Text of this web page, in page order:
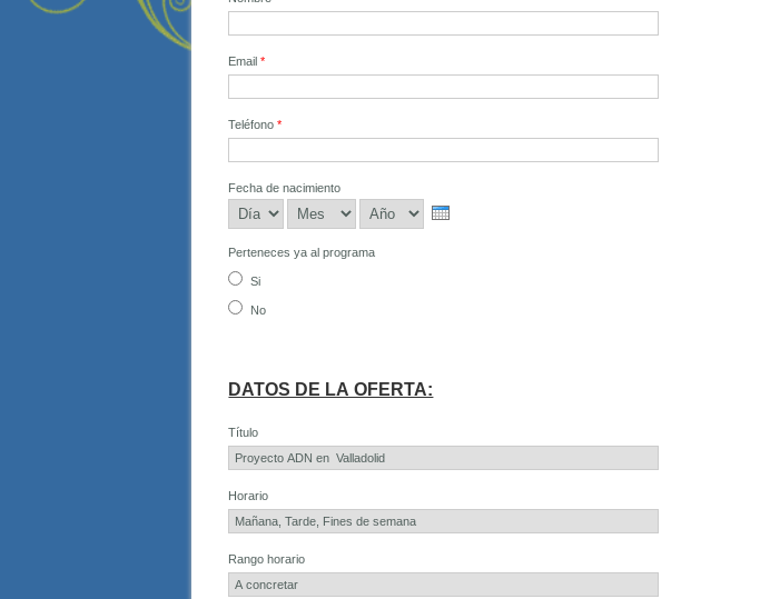
Email*
Teléfono*
Fecha de nacimiento
Día
Mes Año
Perteneces ya al programa
Si
No
DATOS DE LA OFERTA:
Título
Horario
Rango horario